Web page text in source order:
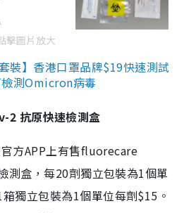
擊圖片放大
裝】香港口罩品牌$19快速測試
測Omicron病毒
抗原快速檢測盒
方APP上有售fluorecare
測盒，每20劑獨立包裝為1個單
獨立包裝為1個單位每劑$15。